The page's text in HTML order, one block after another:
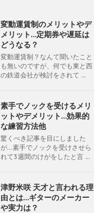
変動運賃制のメリットやデ
メリット…定期券や遅延は
どうなる？
変動運賃制？なんて聞いたこと
も無いのですが、何でも東と西
の鉄道会社が検討をされて ...
素手でノックを受けるメリ
ットやデメリット…効果的
な練習方法他
驚くべき記事を目にしました
が…素手でノックを受けさせら
れて3週間のけがをしたと言 ...
津野米咲 天才と言われる理
由とは…ギターのメーカー
や実力は？